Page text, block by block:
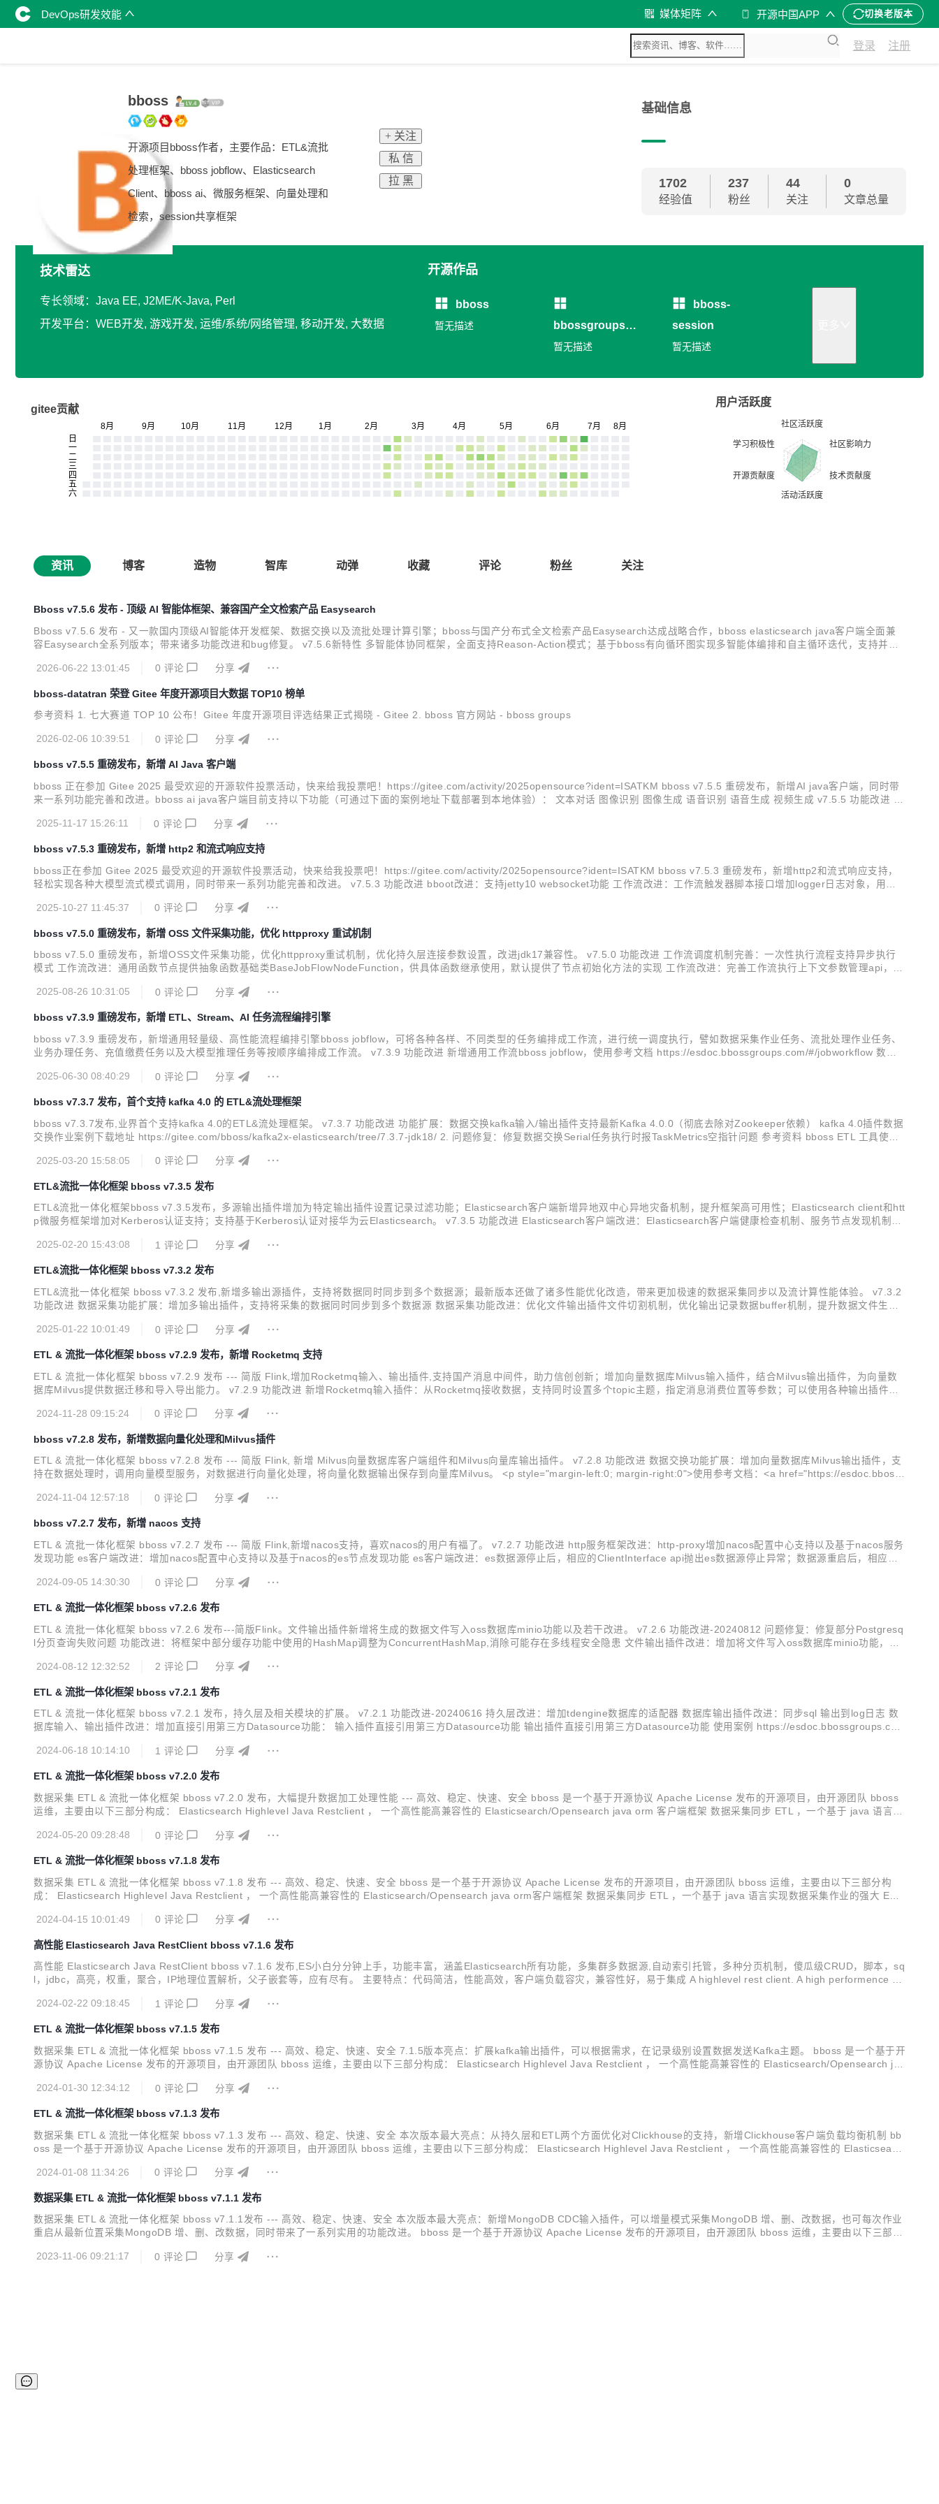
DevOps研发效能 媒体矩阵 开源中国APP 切换老版本
登录 注册
bboss
开源项目bboss作者，主要作品：ETL&流批
处理框架、bboss jobflow、Elasticsearch
Client、bboss ai、微服务框架、向量处理和
检索，session共享框架
+ 关注
私 信
拉 黑
基础信息
1702
经验值
237
粉丝
44
关注
0
文章总量
技术雷达
专长领域：Java EE, J2ME/K-Java, Perl
开发平台：WEB开发, 游戏开发, 运维/系统/网络管理, 移动开发, 大数据
开源作品
bboss
暂无描述
bbossgroups
RPC
暂无描述
bboss-
session
暂无描述
gitee贡献
用户活跃度
资讯 博客 造物 智库 动弹 收藏 评论 粉丝 关注
Bboss v7.5.6 发布 - 顶级 AI 智能体框架、兼容国产全文检索产品 Easysearch
Bboss v7.5.6 发布 - 又一款国内顶级AI智能体开发框架、数据交换以及流批处理计算引擎；bboss与国产分布式全文检索产品Easysearch达成战略合作，bboss elasticsearch java客户端全面兼
容Easysearch全系列版本；带来诸多功能改进和bug修复。 v7.5.6新特性 多智能体协同框架，全面支持Reason-Action模式；基于bboss有向循环图实现多智能体编排和自主循环迭代，支持并
2026-06-22 13:01:45
0 评论 分享
bboss-datatran 荣登 Gitee 年度开源项目大数据 TOP10 榜单
参考资料 1. 七大赛道 TOP 10 公布！Gitee 年度开源项目评选结果正式揭晓 - Gitee 2. bboss 官方网站 - bboss groups
2026-02-06 10:39:51 0 评论 分享
bboss v7.5.5 重磅发布，新增 AI Java 客户端
bboss 正在参加 Gitee 2025 最受欢迎的开源软件投票活动，快来给我投票吧！https://gitee.com/activity/2025opensource?ident=ISATKM bboss v7.5.5 重磅发布，新增AI java客户端，同时带
来一系列功能完善和改进。bboss ai java客户端目前支持以下功能（可通过下面的案例地址下载部署到本地体验）： 文本对话 图像识别 图像生成 语音识别 语音生成 视频生成 v7.5.5 功能改进 AI
2025-11-17 15:26:11
0 评论 分享
bboss v7.5.3 重磅发布，新增 http2 和流式响应支持
bboss正在参加 Gitee 2025 最受欢迎的开源软件投票活动，快来给我投票吧！https://gitee.com/activity/2025opensource?ident=ISATKM bboss v7.5.3 重磅发布，新增http2和流式响应支持，
轻松实现各种大模型流式模式调用，同时带来一系列功能完善和改进。 v7.5.3 功能改进 bboot改进：支持jetty10 websocket功能 工作流改进：工作流触发器脚本接口增加logger日志对象，用于
2025-10-27 11:45:37
0 评论 分享
bboss v7.5.0 重磅发布，新增 OSS 文件采集功能，优化 httpproxy 重试机制
bboss v7.5.0 重磅发布，新增OSS文件采集功能，优化httpproxy重试机制，优化持久层连接参数设置，改进jdk17兼容性。 v7.5.0 功能改进 工作流调度机制完善：一次性执行流程支持异步执行
模式 工作流改进：通用函数节点提供抽象函数基础类BaseJobFlowNodeFunction，供具体函数继承使用，默认提供了节点初始化方法的实现 工作流改进：完善工作流执行上下文参数管理api，获
2025-08-26 10:31:05
0 评论 分享
bboss v7.3.9 重磅发布，新增 ETL、Stream、AI 任务流程编排引擎
bboss v7.3.9 重磅发布，新增通用轻量级、高性能流程编排引擎bboss jobflow，可将各种各样、不同类型的任务编排成工作流，进行统一调度执行，譬如数据采集作业任务、流批处理作业任务、
业务办理任务、充值缴费任务以及大模型推理任务等按顺序编排成工作流。 v7.3.9 功能改进 新增通用工作流bboss jobflow，使用参考文档 https://esdoc.bbossgroups.com/#/jobworkflow 数据
2025-06-30 08:40:29
0 评论 分享
bboss v7.3.7 发布，首个支持 kafka 4.0 的 ETL&流处理框架
bboss v7.3.7发布,业界首个支持kafka 4.0的ETL&流处理框架。 v7.3.7 功能改进 功能扩展：数据交换kafka输入/输出插件支持最新Kafka 4.0.0（彻底去除对Zookeeper依赖） kafka 4.0插件数据
交换作业案例下载地址 https://gitee.com/bboss/kafka2x-elasticsearch/tree/7.3.7-jdk18/ 2. 问题修复：修复数据交换Serial任务执行时报TaskMetrics空指针问题 参考资料 bboss ETL 工具使用
2025-03-20 15:58:05
0 评论 分享
ETL&流批一体化框架 bboss v7.3.5 发布
ETL&流批一体化框架bboss v7.3.5发布，多源输出插件增加为特定输出插件设置记录过滤功能；Elasticsearch客户端新增异地双中心异地灾备机制，提升框架高可用性；Elasticsearch client和htt
p微服务框架增加对Kerberos认证支持；支持基于Kerberos认证对接华为云Elasticsearch。 v7.3.5 功能改进 Elasticsearch客户端改进：Elasticsearch客户端健康检查机制、服务节点发现机制、
2025-02-20 15:43:08
1 评论 分享
ETL&流批一体化框架 bboss v7.3.2 发布
ETL&流批一体化框架 bboss v7.3.2 发布,新增多输出源插件，支持将数据同时同步到多个数据源；最新版本还做了诸多性能优化改造，带来更加极速的数据采集同步以及流计算性能体验。 v7.3.2
功能改进 数据采集功能扩展：增加多输出插件，支持将采集的数据同时同步到多个数据源 数据采集功能改进：优化文件输出插件文件切割机制，优化输出记录数据buffer机制，提升数据文件生成
序列化方法，提供更加优雅...
2025-01-22 10:01:49 0 评论 分享
ETL & 流批一体化框架 bboss v7.2.9 发布，新增 Rocketmq 支持
ETL & 流批一体化框架 bboss v7.2.9 发布 --- 简版 Flink,增加Rocketmq输入、输出插件,支持国产消息中间件，助力信创创新；增加向量数据库Milvus输入插件，结合Milvus输出插件，为向量数
据库Milvus提供数据迁移和导入导出能力。 v7.2.9 功能改进 新增Rocketmq输入插件：从Rocketmq接收数据，支持同时设置多个topic主题，指定消息消费位置等参数；可以使用各种输出插件输
2024-11-28 09:15:24
0 评论 分享
bboss v7.2.8 发布，新增数据向量化处理和Milvus插件
ETL & 流批一体化框架 bboss v7.2.8 发布 --- 简版 Flink, 新增 Milvus向量数据库客户端组件和Milvus向量库输出插件。 v7.2.8 功能改进 数据交换功能扩展：增加向量数据库Milvus输出插件，支
持在数据处理时，调用向量模型服务，对数据进行向量化处理，将向量化数据输出保存到向量库Milvus。 <p style="margin-left:0; margin-right:0">使用参考文档：<a href="https://esdoc.bboss
2024-11-04 12:57:18
0 评论 分享
bboss v7.2.7 发布，新增 nacos 支持
ETL & 流批一体化框架 bboss v7.2.7 发布 --- 简版 Flink,新增nacos支持，喜欢nacos的用户有福了。 v7.2.7 功能改进 http服务框架改进：http-proxy增加nacos配置中心支持以及基于nacos服务
发现功能 es客户端改进：增加nacos配置中心支持以及基于nacos的es节点发现功能 es客户端改进：es数据源停止后，相应的ClientInterface api抛出es数据源停止异常；数据源重启后，相应的C
2024-09-05 14:30:30
0 评论 分享
ETL & 流批一体化框架 bboss v7.2.6 发布
ETL & 流批一体化框架 bboss v7.2.6 发布---简版Flink。文件输出插件新增将生成的数据文件写入oss数据库minio功能以及若干改进。 v7.2.6 功能改进-20240812 问题修复：修复部分Postgresq
l分页查询失败问题 功能改进：将框架中部分缓存功能中使用的HashMap调整为ConcurrentHashMap,消除可能存在多线程安全隐患 文件输出插件改进：增加将文件写入oss数据库minio功能，使
2024-08-12 12:32:52
2 评论 分享
ETL & 流批一体化框架 bboss v7.2.1 发布
ETL & 流批一体化框架 bboss v7.2.1 发布，持久层及相关模块的扩展。 v7.2.1 功能改进-20240616 持久层改进：增加tdengine数据库的适配器 数据库输出插件改进：同步sql 输出到log日志 数
据库输入、输出插件改进：增加直接引用第三方Datasource功能： 输入插件直接引用第三方Datasource功能 输出插件直接引用第三方Datasource功能 使用案例 https://esdoc.bbossgroups.co
2024-06-18 10:14:10
1 评论 分享
ETL & 流批一体化框架 bboss v7.2.0 发布
数据采集 ETL & 流批一体化框架 bboss v7.2.0 发布，大幅提升数据加工处理性能 --- 高效、稳定、快速、安全 bboss 是一个基于开源协议 Apache License 发布的开源项目，由开源团队 bboss
运维，主要由以下三部分构成： Elasticsearch Highlevel Java Restclient ， 一个高性能高兼容性的 Elasticsearch/Opensearch java orm 客户端框架 数据采集同步 ETL ，一个基于 java 语言实
2024-05-20 09:28:48
0 评论 分享
ETL & 流批一体化框架 bboss v7.1.8 发布
数据采集 ETL & 流批一体化框架 bboss v7.1.8 发布 --- 高效、稳定、快速、安全 bboss 是一个基于开源协议 Apache License 发布的开源项目，由开源团队 bboss 运维，主要由以下三部分构
成： Elasticsearch Highlevel Java Restclient ， 一个高性能高兼容性的 Elasticsearch/Opensearch java orm客户端框架 数据采集同步 ETL ，一个基于 java 语言实现数据采集作业的强大 ETL
2024-04-15 10:01:49
0 评论 分享
高性能 Elasticsearch Java RestClient bboss v7.1.6 发布
高性能 Elasticsearch Java RestClient bboss v7.1.6 发布,ES小白分分钟上手，功能丰富，涵盖Elasticsearch所有功能，多集群多数据源,自动索引托管，多种分页机制，傻瓜级CRUD，脚本，sq
l，jdbc，高亮，权重，聚合，IP地理位置解析，父子嵌套等，应有尽有。 主要特点：代码简洁，性能高效，客户端负载容灾，兼容性好，易于集成 A highlevel rest client. A high performence o/r
2024-02-22 09:18:45
1 评论 分享
ETL & 流批一体化框架 bboss v7.1.5 发布
数据采集 ETL & 流批一体化框架 bboss v7.1.5 发布 --- 高效、稳定、快速、安全 7.1.5版本亮点：扩展kafka输出插件，可以根据需求，在记录级别设置数据发送Kafka主题。 bboss 是一个基于开
源协议 Apache License 发布的开源项目，由开源团队 bboss 运维，主要由以下三部分构成： Elasticsearch Highlevel Java Restclient ， 一个高性能高兼容性的 Elasticsearch/Opensearch jav
2024-01-30 12:34:12
0 评论 分享
ETL & 流批一体化框架 bboss v7.1.3 发布
数据采集 ETL & 流批一体化框架 bboss v7.1.3 发布 --- 高效、稳定、快速、安全 本次版本最大亮点：从持久层和ETL两个方面优化对Clickhouse的支持，新增Clickhouse客户端负载均衡机制 bb
oss 是一个基于开源协议 Apache License 发布的开源项目，由开源团队 bboss 运维，主要由以下三部分构成： Elasticsearch Highlevel Java Restclient ， 一个高性能高兼容性的 Elasticsearc
2024-01-08 11:34:26
0 评论 分享
数据采集 ETL & 流批一体化框架 bboss v7.1.1 发布
数据采集 ETL & 流批一体化框架 bboss v7.1.1发布 --- 高效、稳定、快速、安全 本次版本最大亮点：新增MongoDB CDC输入插件，可以增量模式采集MongoDB 增、删、改数据，也可每次作业
重启从最新位置采集MongoDB 增、删、改数据，同时带来了一系列实用的功能改进。 bboss 是一个基于开源协议 Apache License 发布的开源项目，由开源团队 bboss 运维，主要由以下三部分
2023-11-06 09:21:17
0 评论 分享